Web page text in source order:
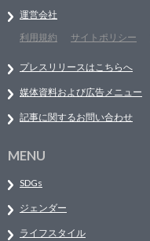
運営会社
利用規約
サイトポリシー
プレスリリースはこちらへ
媒体資料および広告メニュー
記事に関するお問い合わせ
MENU
SDGs
ジェンダー
ライフスタイル